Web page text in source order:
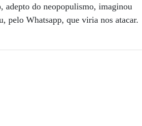
adepto do neopopulismo, imaginou
pelo Whatsapp, que viria nos atacar.